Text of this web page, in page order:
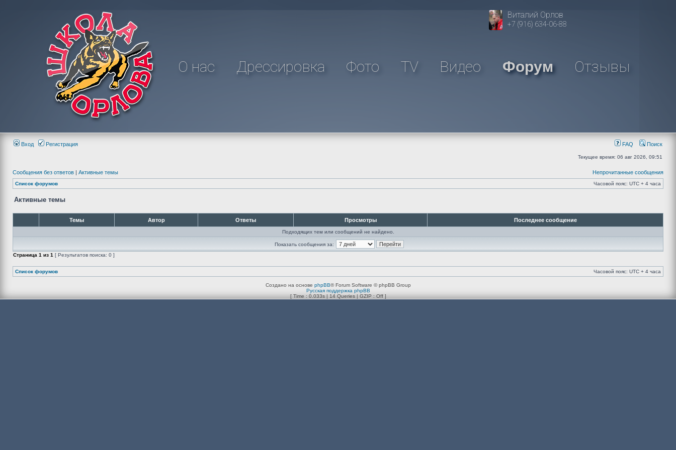
Виталий Орлов
+7 (916) 634-06-88
О нас Дрессировка Фото TV Видео Форум Отзывы
Вход Регистрация FAQ Поиск
Текущее время: 06 авг 2026, 09:51
Сообщения без ответов | Активные темы Непрочитанные сообщения
Список форумов Часовой пояс: UTC + 4 часа
Активные темы
Темы Автор Ответы Просмотры Последнее сообщение
Подходящих тем или сообщений не найдено.
Показать сообщения за:
Страница 1 из 1 [ Результатов поиска: 0 ]
Список форумов Часовой пояс: UTC + 4 часа
Создано на основе phpBB® Forum Software © phpBB Group
Русская поддержка phpBB
[ Time : 0.033s | 14 Queries | GZIP : Off ]